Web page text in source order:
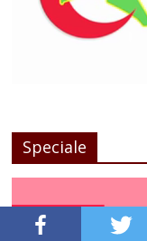
Speciale